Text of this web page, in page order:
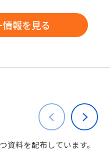
報を見る
資料を配布しています。